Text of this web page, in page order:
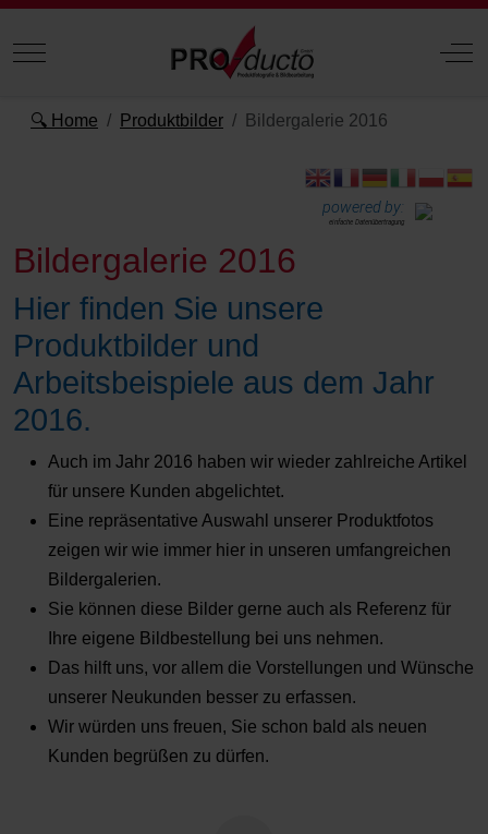
Mobile Menu Toggle Off-
🔍 Home Produktbilder Bildergalerie 2016
powered by:
einfache Datenübertragung
Bildergalerie 2016
Hier finden Sie unsere
Produktbilder und
Arbeitsbeispiele aus dem Jahr
2016.
Auch im Jahr 2016 haben wir wieder zahlreiche Artikel
für unsere Kunden abgelichtet.
Eine repräsentative Auswahl unserer Produktfotos
zeigen wir wie immer hier in unseren umfangreichen
Bildergalerien.
Sie können diese Bilder gerne auch als Referenz für
Ihre eigene Bildbestellung bei uns nehmen.
Das hilft uns, vor allem die Vorstellungen und Wünsche
unserer Neukunden besser zu erfassen.
Wir würden uns freuen, Sie schon bald als neuen
Kunden begrüßen zu dürfen.